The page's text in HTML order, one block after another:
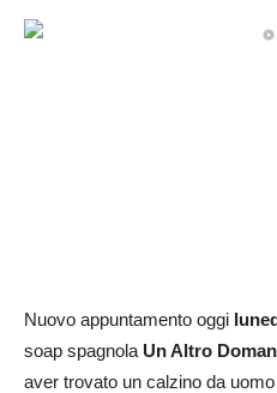
Nuovo appuntamento oggi
soap spagnola Un Altro
aver trovato un calzino da